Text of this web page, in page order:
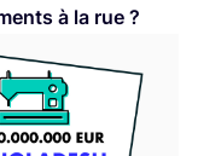
à la rue ?